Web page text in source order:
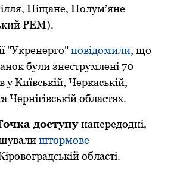
Піщане, Полум’яне
РЕМ).
"Укренерго"повідомили, що
були знеструмлені 70
у Київській, Черкаській,
Чернігівській областях.
доступунапередодні,
штормове
області.